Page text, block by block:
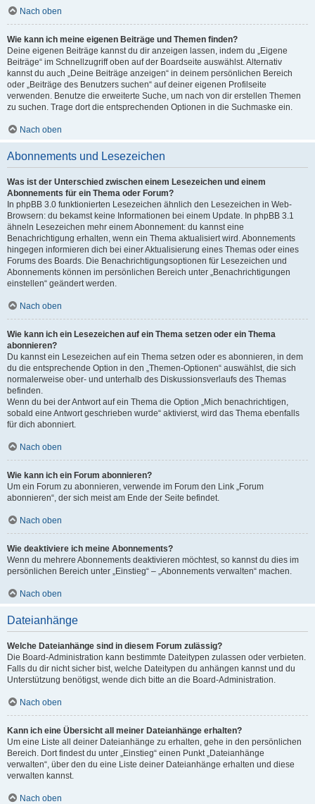
Nach oben
Wie kann ich meine eigenen Beiträge und Themen finden?
Deine eigenen Beiträge kannst du dir anzeigen lassen, indem du „Eigene
Beiträge“ im Schnellzugriff oben auf der Boardseite auswählst. Alternativ
kannst du auch „Deine Beiträge anzeigen“ in deinem persönlichen Bereich
oder „Beiträge des Benutzers suchen“ auf deiner eigenen Profilseite
verwenden. Benutze die erweiterte Suche, um nach von dir erstellen Themen
zu suchen. Trage dort die entsprechenden Optionen in die Suchmaske ein.
Nach oben
Abonnements und Lesezeichen
Was ist der Unterschied zwischen einem Lesezeichen und einem
Abonnements für ein Thema oder Forum?
In phpBB 3.0 funktionierten Lesezeichen ähnlich den Lesezeichen in Web-
Browsern: du bekamst keine Informationen bei einem Update. In phpBB 3.1
ähneln Lesezeichen mehr einem Abonnement: du kannst eine
Benachrichtigung erhalten, wenn ein Thema aktualisiert wird. Abonnements
hingegen informieren dich bei einer Aktualisierung eines Themas oder eines
Forums des Boards. Die Benachrichtigungsoptionen für Lesezeichen und
Abonnements können im persönlichen Bereich unter „Benachrichtigungen
einstellen“ geändert werden.
Nach oben
Wie kann ich ein Lesezeichen auf ein Thema setzen oder ein Thema
abonnieren?
Du kannst ein Lesezeichen auf ein Thema setzen oder es abonnieren, in dem
du die entsprechende Option in den „Themen-Optionen“ auswählst, die sich
normalerweise ober- und unterhalb des Diskussionsverlaufs des Themas
befinden.
Wenn du bei der Antwort auf ein Thema die Option „Mich benachrichtigen,
sobald eine Antwort geschrieben wurde“ aktivierst, wird das Thema ebenfalls
für dich abonniert.
Nach oben
Wie kann ich ein Forum abonnieren?
Um ein Forum zu abonnieren, verwende im Forum den Link „Forum
abonnieren“, der sich meist am Ende der Seite befindet.
Nach oben
Wie deaktiviere ich meine Abonnements?
Wenn du mehrere Abonnements deaktivieren möchtest, so kannst du dies im
persönlichen Bereich unter „Einstieg“ – „Abonnements verwalten“ machen.
Nach oben
Dateianhänge
Welche Dateianhänge sind in diesem Forum zulässig?
Die Board-Administration kann bestimmte Dateitypen zulassen oder verbieten.
Falls du dir nicht sicher bist, welche Dateitypen du anhängen kannst und du
Unterstützung benötigst, wende dich bitte an die Board-Administration.
Nach oben
Kann ich eine Übersicht all meiner Dateianhänge erhalten?
Um eine Liste all deiner Dateianhänge zu erhalten, gehe in den persönlichen
Bereich. Dort findest du unter „Einstieg“ einen Punkt „Dateianhänge
verwalten“, über den du eine Liste deiner Dateianhänge erhalten und diese
verwalten kannst.
Nach oben